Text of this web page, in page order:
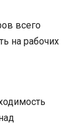
всего
на рабочих